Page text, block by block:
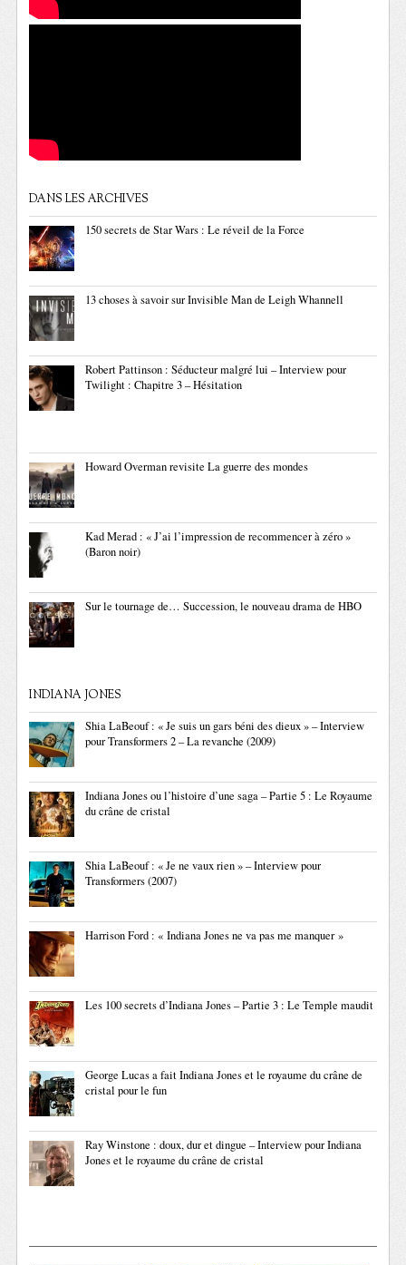
DANS LES ARCHIVES
150 secrets de Star Wars : Le réveil de la Force
13 choses à savoir sur Invisible Man de Leigh Whannell
Robert Pattinson : Séducteur malgré lui – Interview pour
Twilight : Chapitre 3 – Hésitation
Howard Overman revisite La guerre des mondes
Kad Merad : « J’ai l’impression de recommencer à zéro »
(Baron noir)
Sur le tournage de… Succession, le nouveau drama de HBO
INDIANA JONES
Shia LaBeouf : « Je suis un gars béni des dieux » – Interview
pour Transformers 2 – La revanche (2009)
Indiana Jones ou l’histoire d’une saga – Partie 5 : Le Royaume
du crâne de cristal
Shia LaBeouf : « Je ne vaux rien » – Interview pour
Transformers (2007)
Harrison Ford : « Indiana Jones ne va pas me manquer »
Les 100 secrets d’Indiana Jones – Partie 3 : Le Temple maudit
George Lucas a fait Indiana Jones et le royaume du crâne de
cristal pour le fun
Ray Winstone : doux, dur et dingue – Interview pour Indiana
Jones et le royaume du crâne de cristal